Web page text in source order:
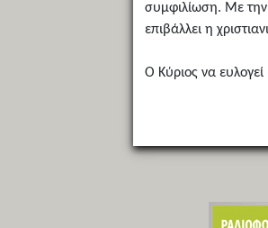
συμφιλίωση. Με
επιβάλλει η
Ο Κύριος να ευλογεί